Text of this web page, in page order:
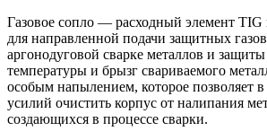
Газовое сопло — расходный элемент
для направленной подачи защитных
аргонодуговой сварке металлов и
температуры и брызг свариваемого
особым напылением, которое позволяет
усилий очистить корпус от налипания
создающихся в процессе сварки.